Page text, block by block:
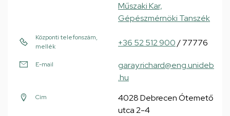
Műszaki Kar,
Gépészmérnöki Tanszék
Központi telefonszám,
mellék
+36 52 512 900/ 77776
E-mail
garay.richard@eng.unideb
.hu
Cím
4028 Debrecen Ótemető
utca 2-4